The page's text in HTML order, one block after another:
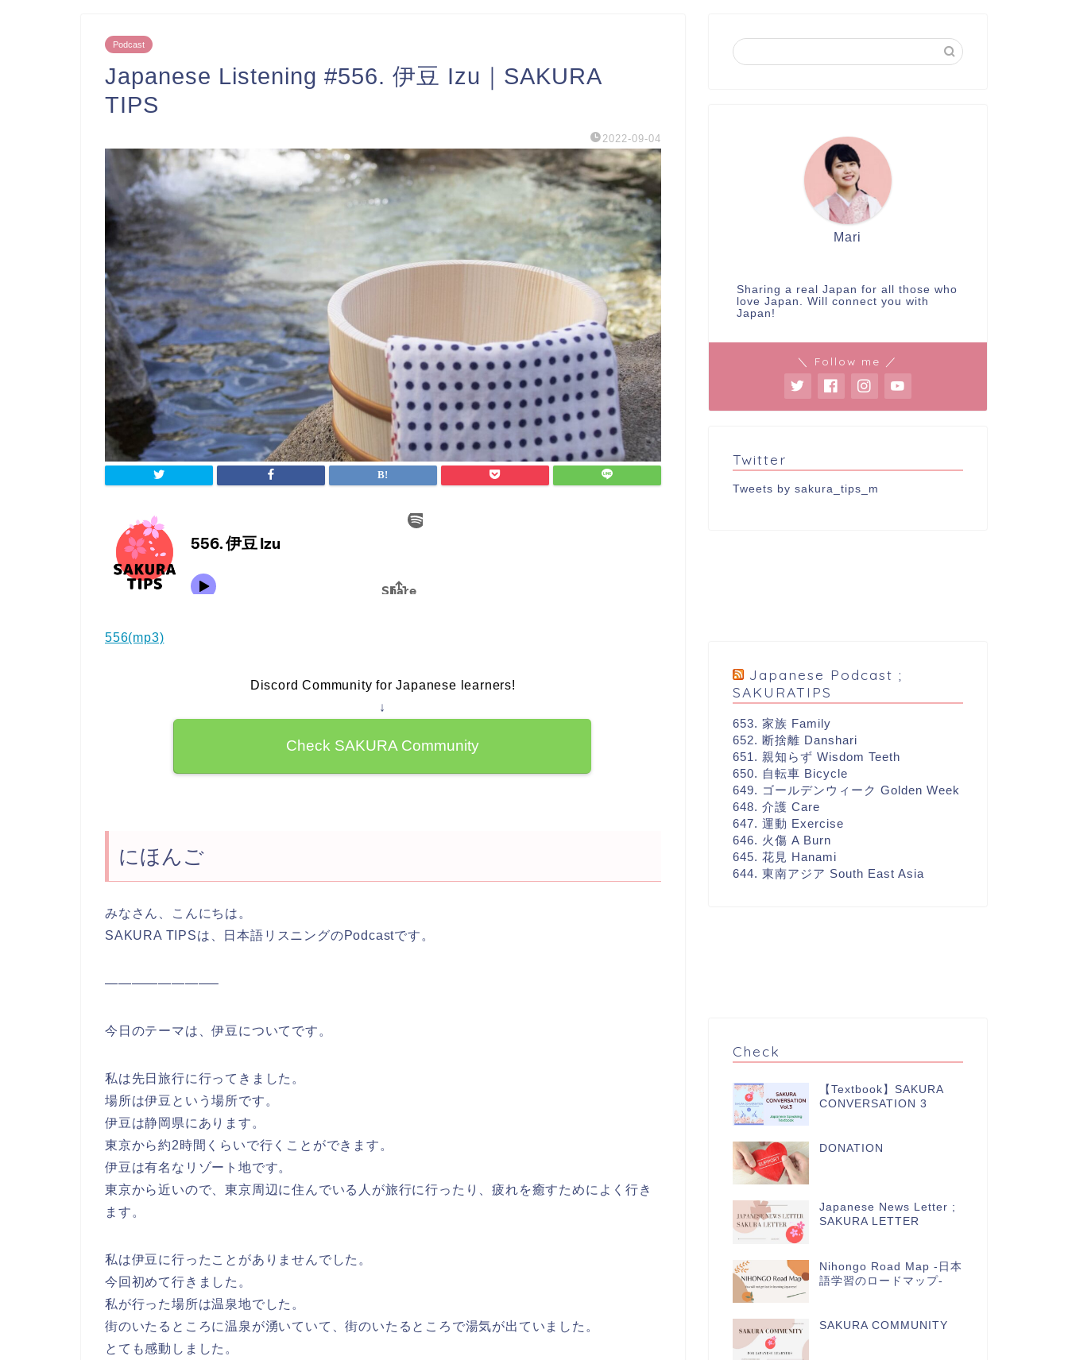
Podcast
Japanese Listening #556. 伊豆 Izu｜SAKURA
TIPS
2022-09-04
556(mp3)
Discord Community for Japanese learners!
↓
Check SAKURA Community
にほんご
みなさん、こんにちは。
SAKURA TIPSは、日本語リスニングのPodcastです。
————————–
今日のテーマは、伊豆についてです。
私は先日旅行に行ってきました。
場所は伊豆という場所です。
伊豆は静岡県にあります。
東京から約2時間くらいで行くことができます。
伊豆は有名なリゾート地です。
東京から近いので、東京周辺に住んでいる人が旅行に行ったり、疲れを癒すためによく行き
ます。
私は伊豆に行ったことがありませんでした。
今回初めて行きました。
私が行った場所は温泉地でした。
街のいたるところに温泉が湧いていて、街のいたるところで湯気が出ていました。
とても感動しました。
Mari
Sharing a real Japan for all those who
love Japan. Will connect you with
Japan!
＼ Follow me ／
Twitter
Tweets by sakura_tips_m
Japanese Podcast ;
SAKURATIPS
653. 家族 Family
652. 断捨離 Danshari
651. 親知らず Wisdom Teeth
650. 自転車 Bicycle
649. ゴールデンウィーク Golden Week
648. 介護 Care
647. 運動 Exercise
646. 火傷 A Burn
645. 花見 Hanami
644. 東南アジア South East Asia
Check
【Textbook】SAKURA
CONVERSATION 3
DONATION
Japanese News Letter ;
SAKURA LETTER
Nihongo Road Map -日本
語学習のロードマップ-
SAKURA COMMUNITY